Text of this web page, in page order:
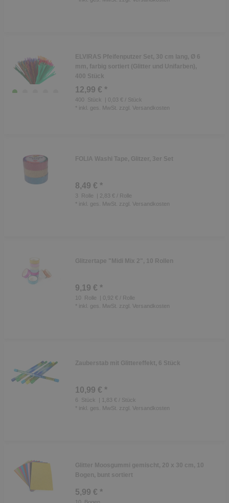
ELVIRAS Pfeifenputzer Set, 30 cm lang, Ø 6
mm, farbig sortiert (Glitter und Unifarben),
400 Stück
12,99 € *
400 Stück
| 0,03 € / Stück
* inkl. ges. MwSt. zzgl. Versandkosten
FOLIA Washi Tape, Glitzer, 3er Set
8,49 € *
3 Rolle
| 2,83 € / Rolle
* inkl. ges. MwSt. zzgl. Versandkosten
Glitzertape "Midi Mix 2", 10 Rollen
9,19 € *
10 Rolle
| 0,92 € / Rolle
* inkl. ges. MwSt. zzgl. Versandkosten
Zauberstab mit Glittereffekt, 6 Stück
10,99 € *
6 Stück
| 1,83 € / Stück
* inkl. ges. MwSt. zzgl. Versandkosten
Glitter Moosgummi gemischt, 20 x 30 cm, 10
Bogen, bunt sortiert
5,99 € *
10
Bogen